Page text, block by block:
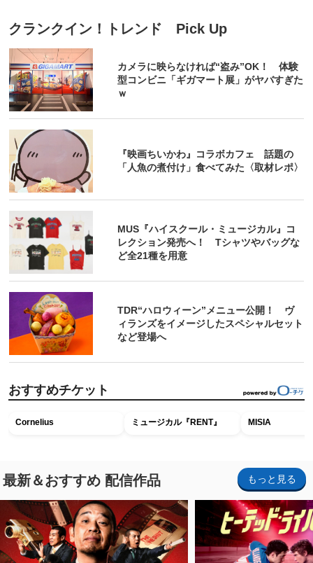
クランクイン！トレンド Pick Up
カメラに映らなければ“盗み”OK！ 体験
型コンビニ「ギガマート展」がヤバすぎた
ｗ
『映画ちいかわ』コラボカフェ 話題の
「人魚の煮付け」食べてみた〈取材レポ〉
MUS『ハイスクール・ミュージカル』コ
レクション発売へ！ Tシャツやバッグな
ど全21種を用意
TDR“ハロウィーン”メニュー公開！ ヴ
ィランズをイメージしたスペシャルセット
など登場へ
おすすめチケット
Cornelius ミュージカル『RENT』 MISIA
最新＆おすすめ 配信作品 もっと見る